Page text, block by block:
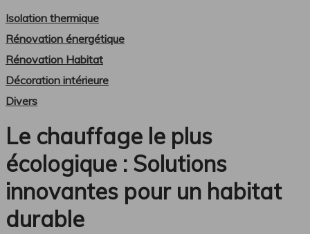
Isolation thermique
Rénovation énergétique
Rénovation Habitat
Décoration intérieure
Divers
Le chauffage le plus
écologique : Solutions
innovantes pour un habitat
durable